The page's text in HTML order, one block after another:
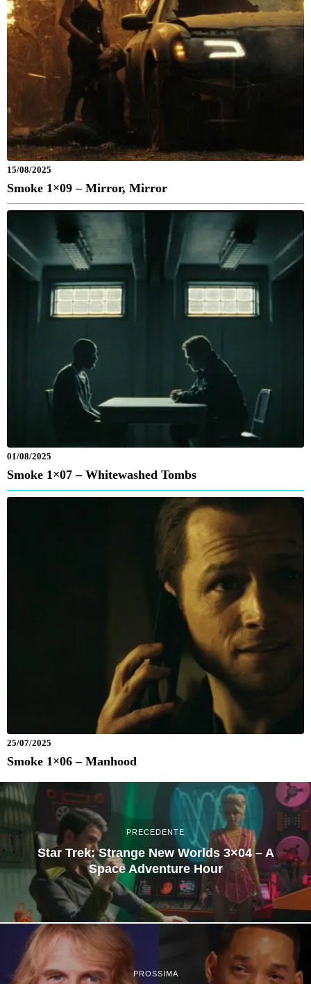
15/08/2025
Smoke 1×09 – Mirror, Mirror
01/08/2025
Smoke 1×07 – Whitewashed Tombs
25/07/2025
Smoke 1×06 – Manhood
PRECEDENTE
Star Trek: Strange New Worlds 3×04 – A
Space Adventure Hour
PROSSIMA